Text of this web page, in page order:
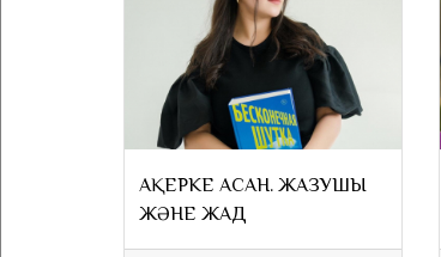
АҚЕРКЕ АСАН. ЖАЗУШЫ
ЖӘНЕ ЖАД